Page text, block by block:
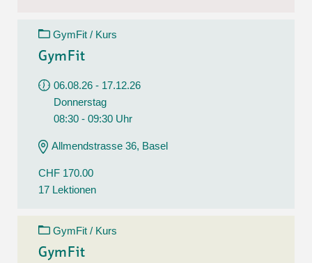
GymFit / Kurs
GymFit
06.08.26 - 17.12.26
Donnerstag
08:30 - 09:30 Uhr
Allmendstrasse 36, Basel
CHF 170.00
17 Lektionen
GymFit / Kurs
GymFit